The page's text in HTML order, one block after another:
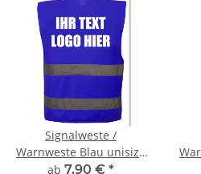
Signalweste /
Warnweste Blau unisize
inkl Druck
ab 7,90 € *